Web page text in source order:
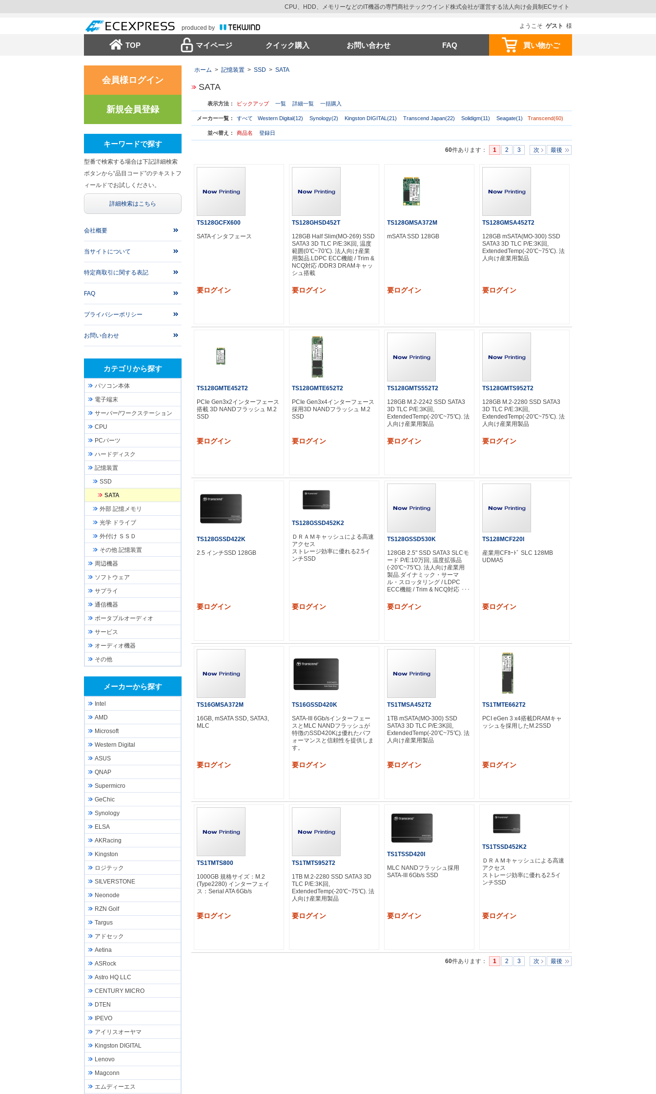
produced by ようこそ ゲスト 様
CPU、HDD、メモリーなどのIT機器の専門商社テックウインド株式会社が運営する法人向け会員制ECサイト
TOP マイページ クイック購入 お問い合わせ FAQ 買い物かご
ホーム > 記憶装置 > SSD > SATA
SATA
表示方法： ピックアップ 一覧 詳細一覧 一括購入
メーカー一覧： すべて Western Digital(12) Synology(2) Kingston DIGITAL(21) Transcend Japan(22) Solidigm(11) Seagate(1) Transcend(60)
並べ替え： 商品名 登録日
60件あります ： 1 2 3 次 最後
TS128GCFX600
SATAインタフェース
要ログイン
TS128GHSD452T
128GB Half Slim(MO-269) SSD
SATA3 3D TLC P/E:3K回, 温度
範囲(0℃~70℃). 法人向け産業
用製品.LDPC ECC機能 / Trim &
NCQ対応 /DDR3 DRAMキャッ
シュ搭載
要ログイン
TS128GMSA372M
mSATA SSD 128GB
要ログイン
TS128GMSA452T2
128GB mSATA(MO-300) SSD
SATA3 3D TLC P/E:3K回,
ExtendedTemp(-20℃~75℃). 法
人向け産業用製品
要ログイン
TS128GMTE452T2
PCIe Gen3x2インターフェース
搭載 3D NANDフラッシュ M.2
SSD
要ログイン
TS128GMTE652T2
PCIe Gen3x4インターフェース
採用3D NANDフラッシュ M.2
SSD
要ログイン
TS128GMTS552T2
128GB M.2-2242 SSD SATA3
3D TLC P/E:3K回,
ExtendedTemp(-20℃~75℃). 法
人向け産業用製品
要ログイン
TS128GMTS952T2
128GB M.2-2280 SSD SATA3
3D TLC P/E:3K回,
ExtendedTemp(-20℃~75℃). 法
人向け産業用製品
要ログイン
TS128GSSD422K
2.5 インチSSD 128GB
要ログイン
TS128GSSD452K2
ＤＲＡＭキャッシュによる高速
アクセス
ストレージ効率に優れる2.5イ
ンチSSD
要ログイン
TS128GSSD530K
128GB 2.5" SSD SATA3 SLCモ
ード P/E:10万回, 温度拡張品
(-20℃~75℃). 法人向け産業用
製品.ダイナミック・サーマ
ル・スロッタリング / LDPC
ECC機能 / Trim & NCQ対応
要ログイン
TS128MCF220I
産業用CFｶｰﾄﾞ SLC 128MB
UDMA5
要ログイン
TS16GMSA372M
16GB, mSATA SSD, SATA3,
MLC
要ログイン
TS16GSSD420K
SATA-III 6Gb/sインターフェー
スとMLC NANDフラッシュが
特徴のSSD420Kは優れたパフ
ォーマンスと信頼性を提供しま
す。
要ログイン
TS1TMSA452T2
1TB mSATA(MO-300) SSD
SATA3 3D TLC P/E:3K回,
ExtendedTemp(-20℃~75℃). 法
人向け産業用製品
要ログイン
TS1TMTE662T2
PCI eGen 3 x4搭載DRAMキャ
ッシュを採用したM.2SSD
要ログイン
TS1TMTS800
1000GB 規格サイズ：M.2
(Type2280) インターフェイ
ス：Serial ATA 6Gb/s
要ログイン
TS1TMTS952T2
1TB M.2-2280 SSD SATA3 3D
TLC P/E:3K回,
ExtendedTemp(-20℃~75℃). 法
人向け産業用製品
要ログイン
TS1TSSD420I
MLC NANDフラッシュ採用
SATA-III 6Gb/s SSD
要ログイン
TS1TSSD452K2
ＤＲＡＭキャッシュによる高速
アクセス
ストレージ効率に優れる2.5イ
ンチSSD
要ログイン
60件あります ： 1 2 3 次 最後
会員様ログイン
新規会員登録
キーワードで探す
型番で検索する場合は下記詳細検索
ボタンから“品目コード”のテキストフ
ィールドでお試しください。
詳細検索はこちら
会社概要
当サイトについて
特定商取引に関する表記
FAQ
プライバシーポリシー
お問い合わせ
カテゴリから探す
パソコン本体
電子端末
サーバー/ワークステーション
CPU
PCパーツ
ハードディスク
記憶装置
SSD
SATA
外部 記憶メモリ
光学 ドライブ
外付け ＳＳＤ
その他 記憶装置
周辺機器
ソフトウェア
サプライ
通信機器
ポータブルオーディオ
サービス
オーディオ機器
その他
メーカーから探す
Intel
AMD
Microsoft
Western Digital
ASUS
QNAP
Supermicro
GeChic
Synology
ELSA
AKRacing
Kingston
ロジテック
SILVERSTONE
Neonode
RZN Golf
Targus
アドセック
Aetina
ASRock
Astro HQ LLC
CENTURY MICRO
DTEN
IPEVO
アイリスオーヤマ
Kingston DIGITAL
Lenovo
Magconn
エムディーエス